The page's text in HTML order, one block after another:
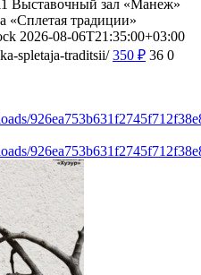
Выставочный зал «Манеж»
«Сплетая традиции»
2026-08-06T21:35:00+03:00
spletaja-traditsii/ 350 ₽ 36 0